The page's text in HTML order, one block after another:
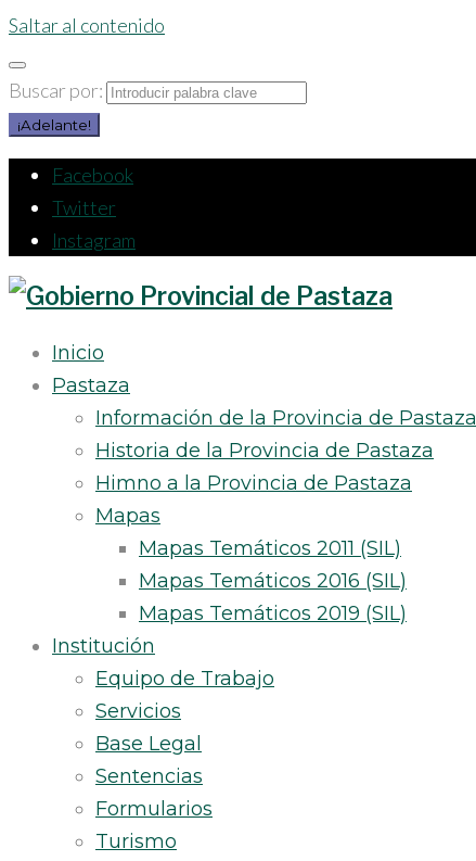
Saltar al contenido
Buscar por:
¡Adelante!
Facebook
Twitter
Instagram
Inicio
Pastaza
Información de la Provincia de Pastaza
Historia de la Provincia de Pastaza
Himno a la Provincia de Pastaza
Mapas
Mapas Temáticos 2011 (SIL)
Mapas Temáticos 2016 (SIL)
Mapas Temáticos 2019 (SIL)
Institución
Equipo de Trabajo
Servicios
Base Legal
Sentencias
Formularios
Turismo